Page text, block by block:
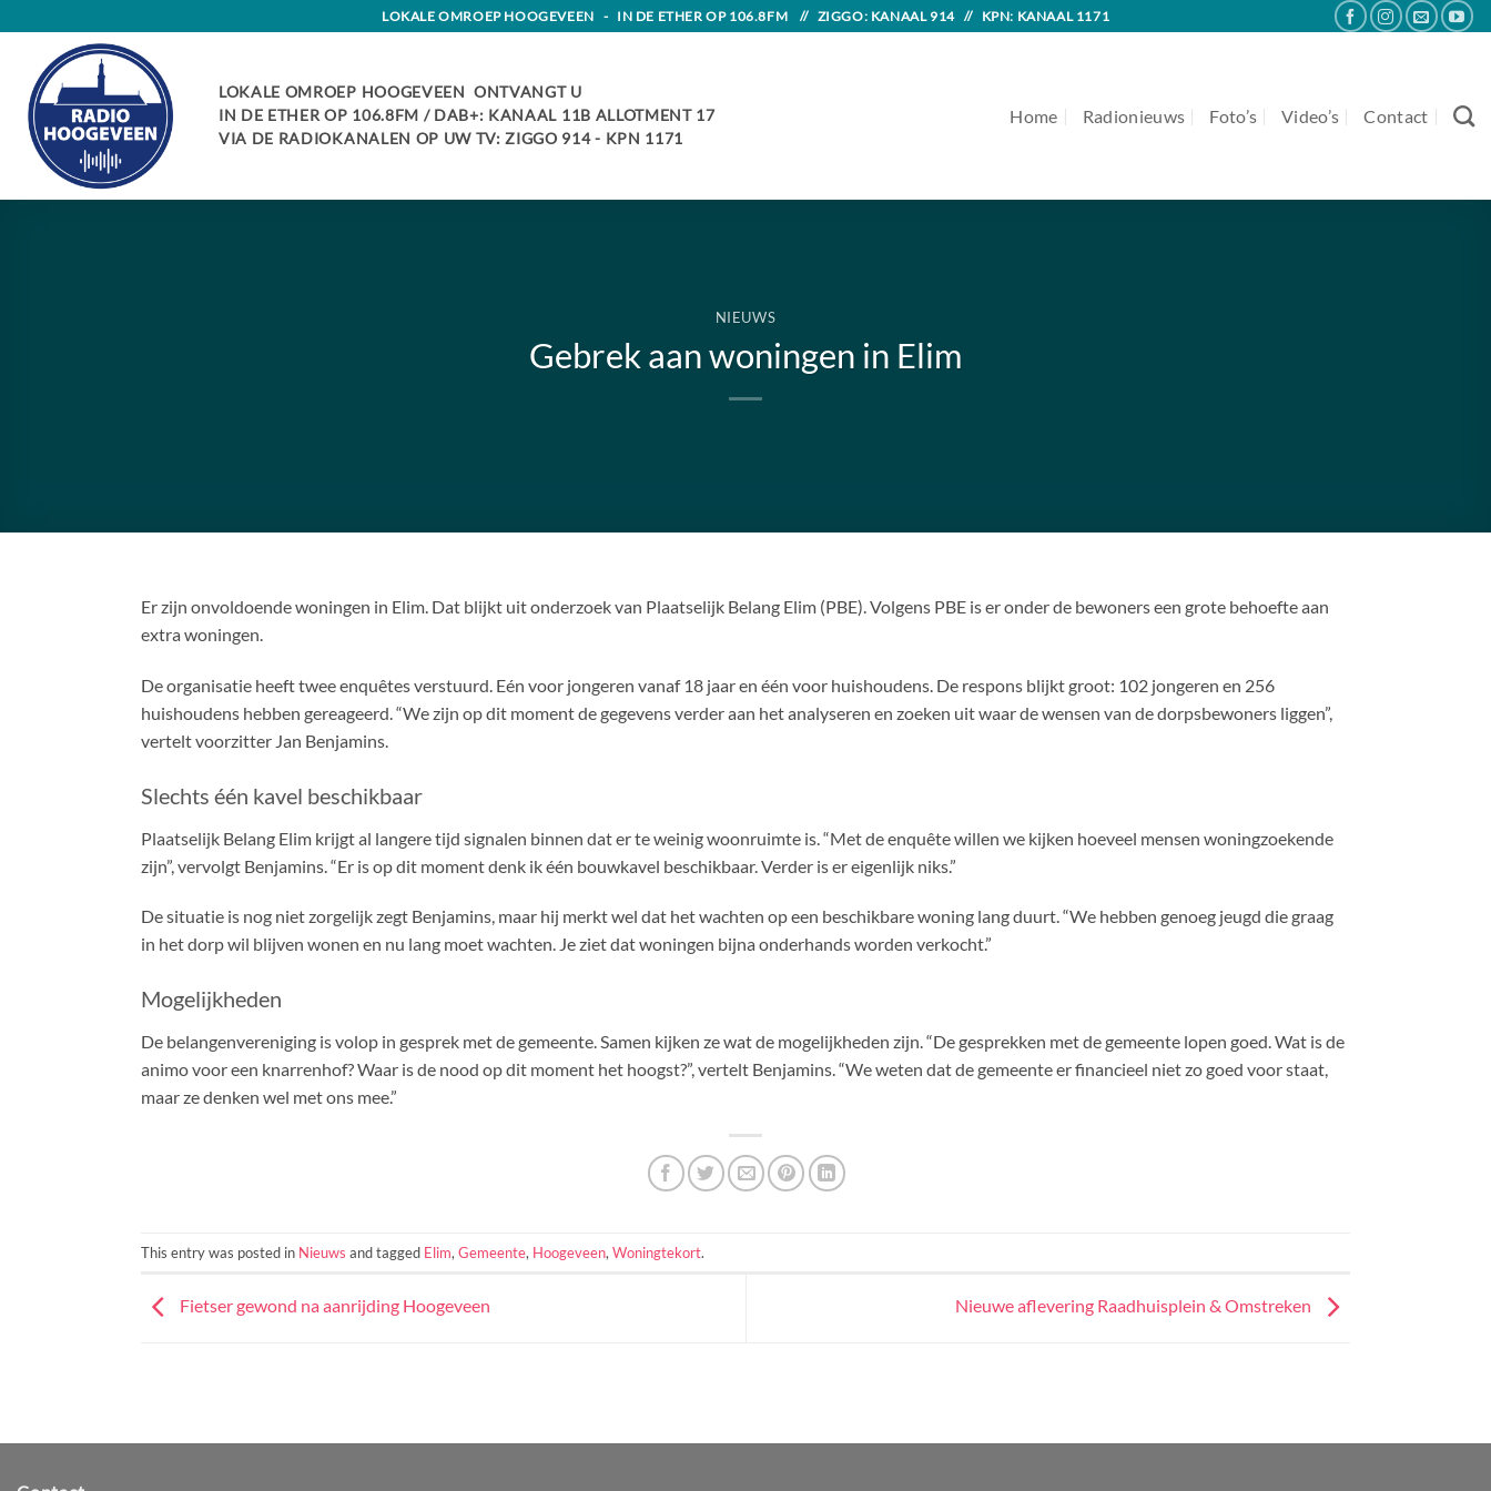
content
LOKALE OMROEP HOOGEVEEN - IN DE ETHER OP 106.8FM // ZIGGO: KANAAL 914 // KPN: KANAAL 1171
LOKALE OMROEP HOOGEVEEN ONTVANGT U
IN DE ETHER OP 106.8FM / DAB+: KANAAL 11B ALLOTMENT 17
VIA DE RADIOKANALEN OP UW TV: ZIGGO 914 - KPN 1171
Home Radionieuws Foto’s Video’s Contact
NIEUWS
Gebrek aan woningen in Elim
Er zijn onvoldoende woningen in Elim. Dat blijkt uit onderzoek van Plaatselijk Belang Elim (PBE). Volgens PBE is er onder de bewoners een grote behoefte aan
extra woningen.
De organisatie heeft twee enquêtes verstuurd. Eén voor jongeren vanaf 18 jaar en één voor huishoudens. De respons blijkt groot: 102 jongeren en 256
huishoudens hebben gereageerd. “We zijn op dit moment de gegevens verder aan het analyseren en zoeken uit waar de wensen van de dorpsbewoners liggen”,
vertelt voorzitter Jan Benjamins.
Slechts één kavel beschikbaar
Plaatselijk Belang Elim krijgt al langere tijd signalen binnen dat er te weinig woonruimte is. “Met de enquête willen we kijken hoeveel mensen woningzoekende
zijn”, vervolgt Benjamins. “Er is op dit moment denk ik één bouwkavel beschikbaar. Verder is er eigenlijk niks.”
De situatie is nog niet zorgelijk zegt Benjamins, maar hij merkt wel dat het wachten op een beschikbare woning lang duurt. “We hebben genoeg jeugd die graag
in het dorp wil blijven wonen en nu lang moet wachten. Je ziet dat woningen bijna onderhands worden verkocht.”
Mogelijkheden
De belangenvereniging is volop in gesprek met de gemeente. Samen kijken ze wat de mogelijkheden zijn. “De gesprekken met de gemeente lopen goed. Wat is de
animo voor een knarrenhof? Waar is de nood op dit moment het hoogst?”, vertelt Benjamins. “We weten dat de gemeente er financieel niet zo goed voor staat,
maar ze denken wel met ons mee.”
This entry was posted in Nieuws and tagged Elim, Gemeente, Hoogeveen, Woningtekort.
Fietser gewond na aanrijding Hoogeveen Nieuwe aflevering Raadhuisplein & Omstreken